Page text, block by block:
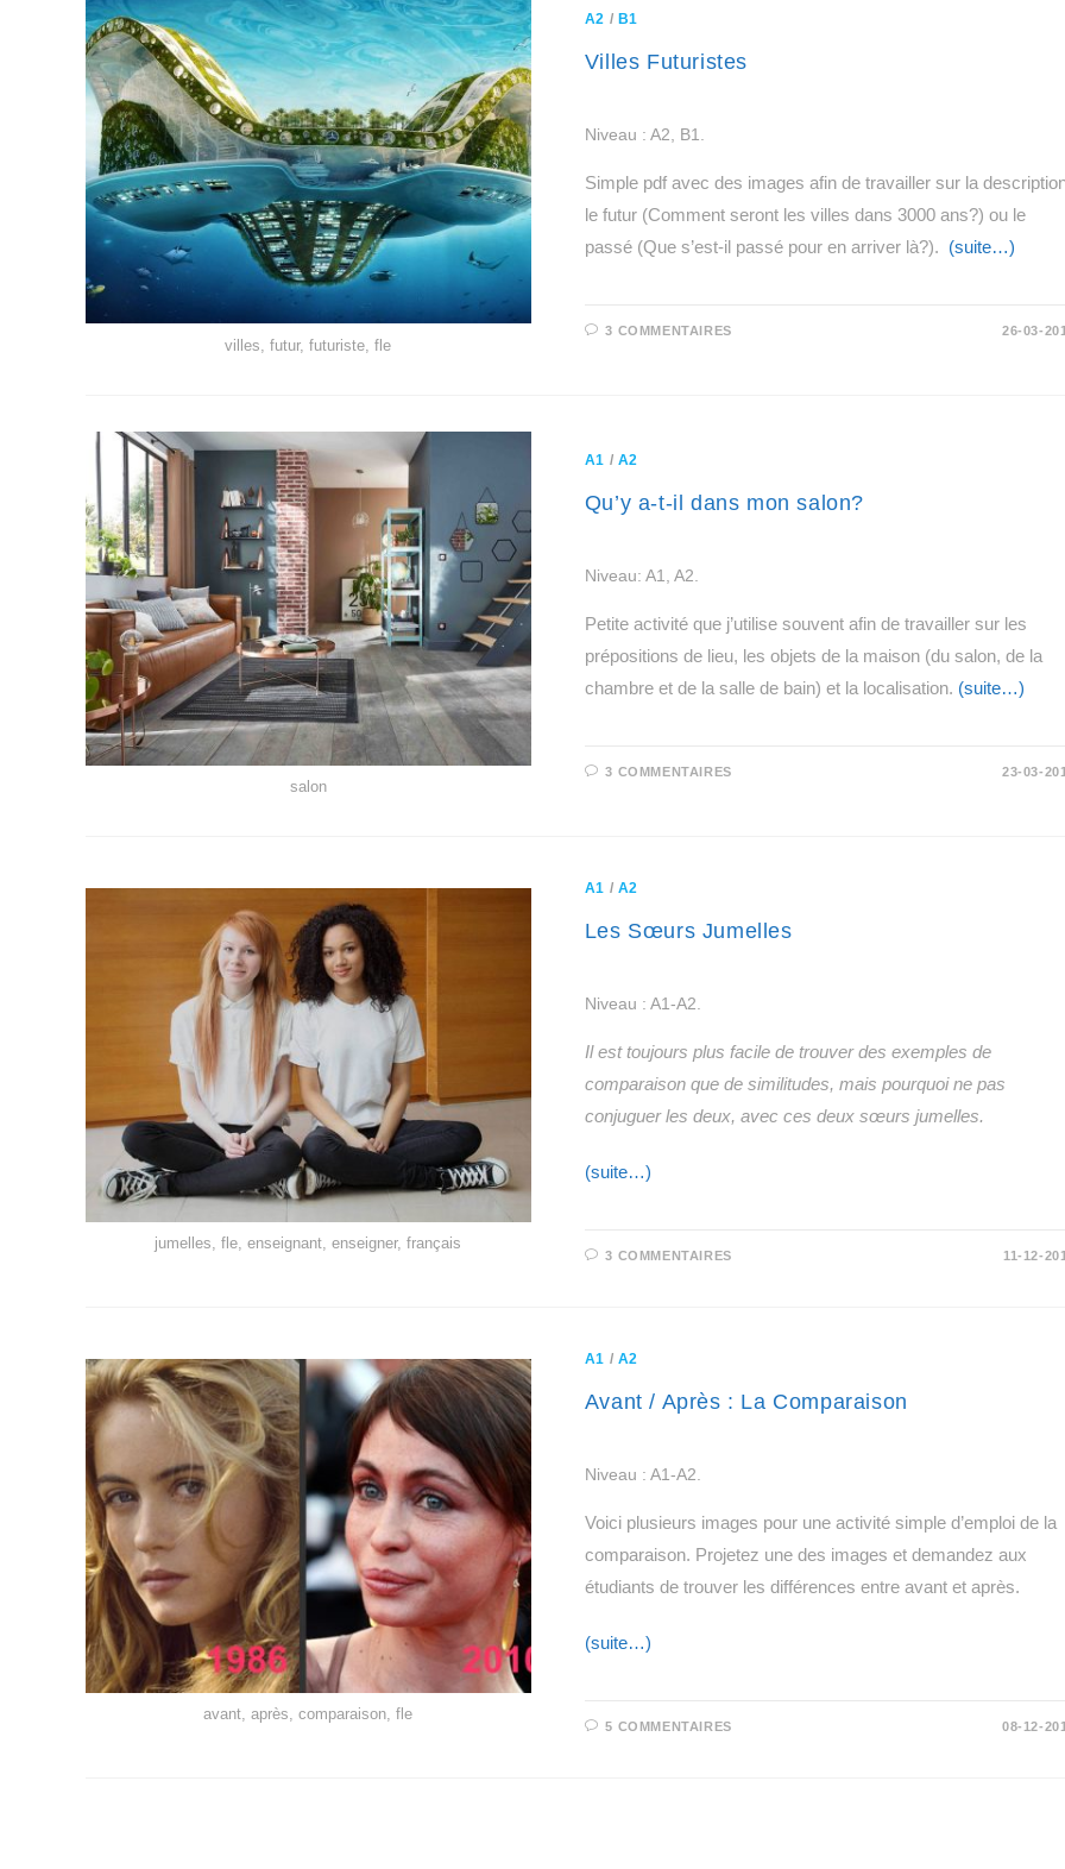
villes, futur, futuriste, fle
A2 / B1
Villes Futuristes
Niveau : A2, B1.
Simple pdf avec des images afin de travailler sur la
le futur (Comment seront les villes dans 3000 ans?) ou le
passé (Que s’est-il passé pour en arriver là?). (suite…)
3 COMMENTAIRES 26-03-
salon
A1 / A2
Qu’y a-t-il dans mon salon?
Niveau: A1, A2.
Petite activité que j’utilise souvent afin de travailler sur les
prépositions de lieu, les objets de la maison (du salon, de la
chambre et de la salle de bain) et la localisation. (suite…)
3 COMMENTAIRES 23-03-
jumelles, fle, enseignant, enseigner, français
A1 / A2
Les Sœurs Jumelles
Niveau : A1-A2.
Il est toujours plus facile de trouver des exemples de
comparaison que de similitudes, mais pourquoi ne pas
conjuguer les deux, avec ces deux sœurs jumelles.
(suite…)
3 COMMENTAIRES 11-12-
avant, après, comparaison, fle
A1 / A2
Avant / Après : La Comparaison
Niveau : A1-A2.
Voici plusieurs images pour une activité simple d’emploi de la
comparaison. Projetez une des images et demandez aux
étudiants de trouver les différences entre avant et après.
(suite…)
5 COMMENTAIRES 08-12-